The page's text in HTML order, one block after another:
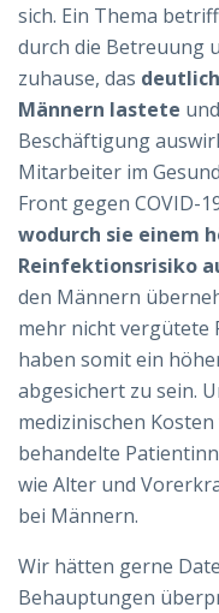
sich. Ein Thema
durch die Betreuung
zuhause, das
Männern lastete
Beschäftigung
Mitarbeiter im
Front gegen COVID-
wodurch sie einem
Reinfektionsrisiko
den Männern
mehr nicht vergütete
haben somit ein
abgesichert zu sein.
medizinischen
behandelte
wie Alter und
bei Männern.
Wir hätten gerne
Behauptungen